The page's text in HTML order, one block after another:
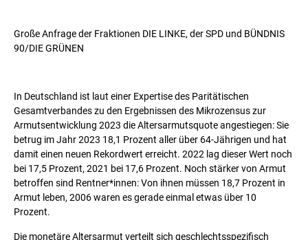
Große Anfrage der Fraktionen DIE LINKE, der SPD und BÜNDNIS
90/DIE GRÜNEN
In Deutschland ist laut einer Expertise des Paritätischen
Gesamtverbandes zu den Ergebnissen des Mikrozensus zur
Armutsentwicklung 2023 die Altersarmutsquote angestiegen: Sie
betrug im Jahr 2023 18,1 Prozent aller über 64-Jährigen und hat
damit einen neuen Rekordwert erreicht. 2022 lag dieser Wert noch
bei 17,5 Prozent, 2021 bei 17,6 Prozent. Noch stärker von Armut
betroffen sind Rentner*innen: Von ihnen müssen 18,7 Prozent in
Armut leben, 2006 waren es gerade einmal etwas über 10
Prozent.
Die monetäre Altersarmut verteilt sich geschlechtsspezifisch